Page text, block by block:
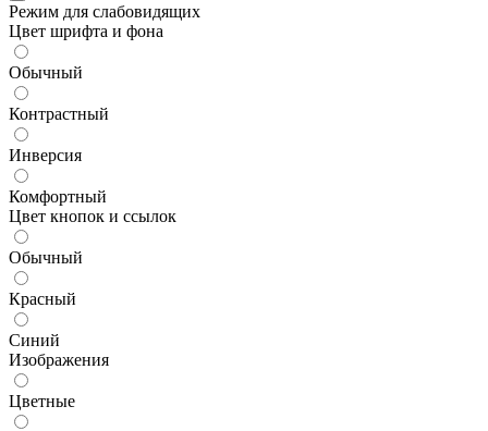
Режим для слабовидящих
Цвет шрифта и фона
Обычный
Контрастный
Инверсия
Комфортный
Цвет кнопок и ссылок
Обычный
Красный
Синий
Изображения
Цветные